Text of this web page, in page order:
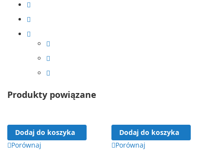
Produkty powiązane
Dodaj do koszyka
Porównaj
Dodaj do koszyka
Porównaj